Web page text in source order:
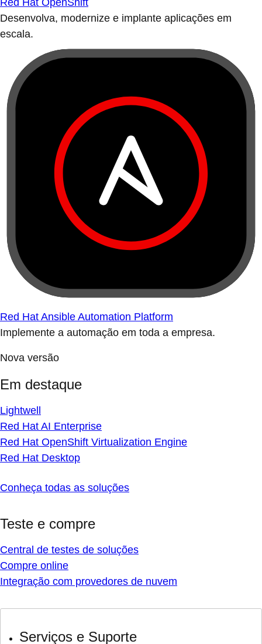
Red Hat OpenShift
Desenvolva, modernize e implante aplicações em
escala.
Red Hat Ansible Automation Platform
Implemente a automação em toda a empresa.
Nova versão
Em destaque
Lightwell
Red Hat AI Enterprise
Red Hat OpenShift Virtualization Engine
Red Hat Desktop
Conheça todas as soluções
Teste e compre
Central de testes de soluções
Compre online
Integração com provedores de nuvem
Serviços e Suporte